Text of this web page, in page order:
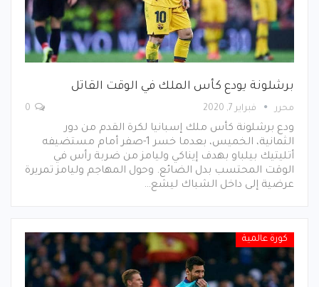
برشلونة يودع كأس الملك في الوقت القاتل
محرر فبراير 7, 2020
ودع برشلونة كأس ملك إسبانيا لكرة القدم من دور
الثمانية، الخميس، بعدما خسر 1-صفر أمام مستضيفه
أتليتيك بيلباو بهدف إيناكي وليامز من ضربة رأس في
الوقت المحتسب بدل الضائع. وحول المهاجم وليامز تمريرة
عرضية إلى داخل الشباك ليشع…
كورة عالمية